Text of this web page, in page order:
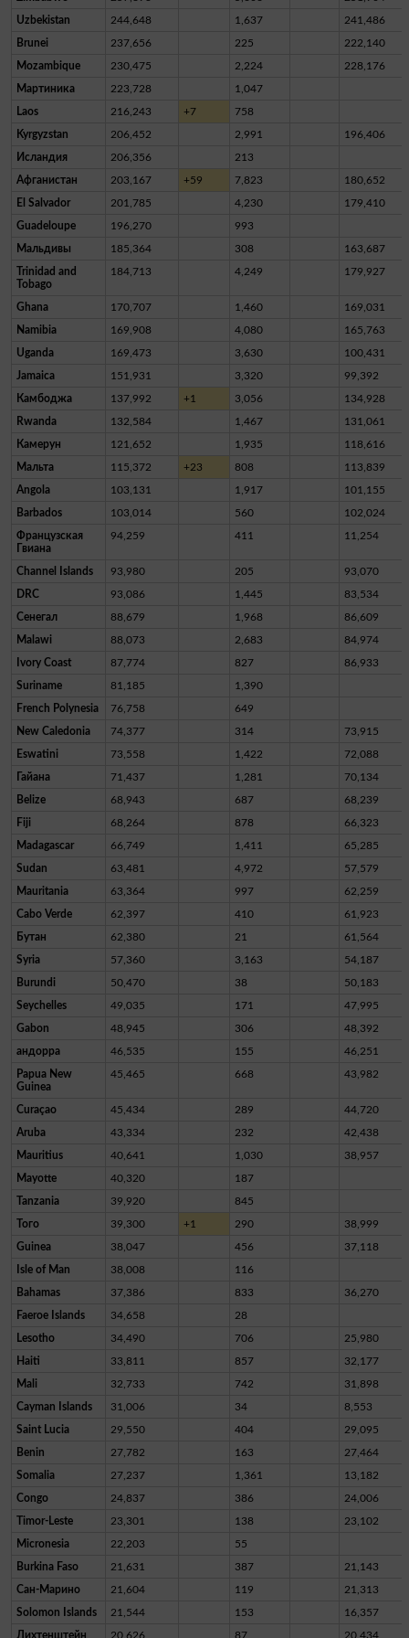
Uzbekistan 244,648 1,637 241,486
Brunei 237,656 225 222,140
Mozambique 230,475 2,224 228,176
Мартиника 223,728 1,047
Laos 216,243 +7 758
Kyrgyzstan 206,452 2,991 196,406
Исландия 206,356 213
Афганистан 203,167 +59 7,823 180,652
El Salvador 201,785 4,230 179,410
Guadeloupe 196,270 993
Мальдивы 185,364 308 163,687
Trinidad and
Tobago
184,713 4,249 179,927
Ghana 170,707 1,460 169,031
Namibia 169,908 4,080 165,763
Uganda 169,473 3,630 100,431
Jamaica 151,931 3,320 99,392
Камбоджа 137,992 +1 3,056 134,928
Rwanda 132,584 1,467 131,061
Камерун 121,652 1,935 118,616
Мальта 115,372 +23 808 113,839
Angola 103,131 1,917 101,155
Barbados 103,014 560 102,024
Французская
Гвиана
94,259 411 11,254
Channel Islands 93,980 205 93,070
DRC 93,086 1,445 83,534
Сенегал 88,679 1,968 86,609
Malawi 88,073 2,683 84,974
Ivory Coast 87,774 827 86,933
Suriname 81,185 1,390
French Polynesia 76,758 649
New Caledonia 74,377 314 73,915
Eswatini 73,558 1,422 72,088
Гайана 71,437 1,281 70,134
Belize 68,943 687 68,239
Fiji 68,264 878 66,323
Madagascar 66,749 1,411 65,285
Sudan 63,481 4,972 57,579
Mauritania 63,364 997 62,259
Cabo Verde 62,397 410 61,923
Бутан 62,380 21 61,564
Syria 57,360 3,163 54,187
Burundi 50,470 38 50,183
Seychelles 49,035 171 47,995
Gabon 48,945 306 48,392
андорра 46,535 155 46,251
Papua New
Guinea
45,465 668 43,982
Curaçao 45,434 289 44,720
Aruba 43,334 232 42,438
Mauritius 40,641 1,030 38,957
Mayotte 40,320 187
Tanzania 39,920 845
Того 39,300 +1 290 38,999
Guinea 38,047 456 37,118
Isle of Man 38,008 116
Bahamas 37,386 833 36,270
Faeroe Islands 34,658 28
Lesotho 34,490 706 25,980
Haiti 33,811 857 32,177
Mali 32,733 742 31,898
Cayman Islands 31,006 34 8,553
Saint Lucia 29,550 404 29,095
Benin 27,782 163 27,464
Somalia 27,237 1,361 13,182
Congo 24,837 386 24,006
Timor-Leste 23,301 138 23,102
Micronesia 22,203 55
Burkina Faso 21,631 387 21,143
Сан-Марино 21,604 119 21,313
Solomon Islands 21,544 153 16,357
Лихтенштейн 20,626 87 20,434